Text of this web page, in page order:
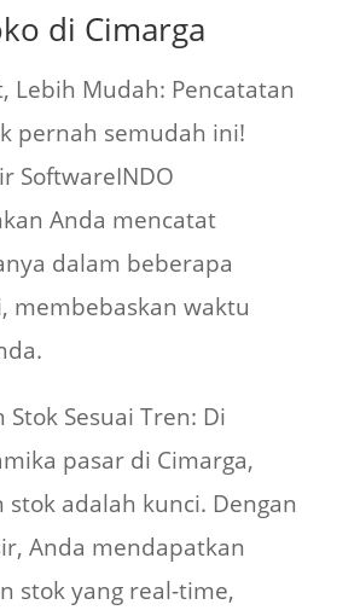
di Cimarga
Lebih Mudah: Pencatatan
pernah semudah ini!
SoftwareINDO
Anda mencatat
dalam beberapa
membebaskan waktu
Stok Sesuai Tren: Di
pasar di Cimarga,
adalah kunci. Dengan
Anda mendapatkan
stok yang real-time,